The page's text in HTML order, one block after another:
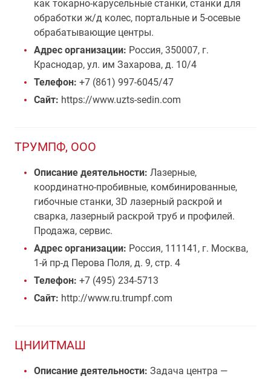
как токарно-карусельные станки, станки для
обработки ж/д колес, портальные и 5-осевые
обрабатывающие центры.
Адрес организации: Россия, 350007, г.
Краснодар, ул. им Захарова, д. 10/4
Телефон: +7 (861) 997-6045/47
Сайт: https://www.uzts-sedin.com
ТРУМПФ, ООО
Описание деятельности: Лазерные,
координатно-пробивные, комбинированные,
гибочные станки, 3D лазерный раскрой и
сварка, лазерный раскрой труб и профилей.
Продажа, сервис.
Адрес организации: Россия, 111141, г. Москва,
1-й пр-д Перова Поля, д. 9, стр. 4
Телефон: +7 (495) 234-5713
Сайт: http://www.ru.trumpf.com
ЦНИИТМАШ
Описание деятельности: Задача центра —